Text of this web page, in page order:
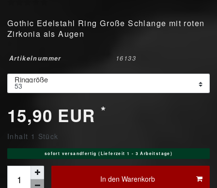
Gothic Edelstahl Ring Große Schlange mit roten
Zirkonia als Augen
Artikelnummer 16133
Ringgröße
15,90 EUR *
Inhalt 1 Stück
sofort versandfertig (Lieferzeit 1 - 3 Arbeitstage)
In den Warenkorb